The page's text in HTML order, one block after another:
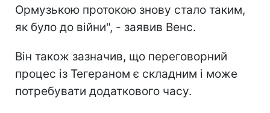
Ормузькою протокою знову стало таким,
як було до війни", - заявив Венс.
Він також зазначив, що переговорний
процес із Тегераном є складним і може
потребувати додаткового часу.